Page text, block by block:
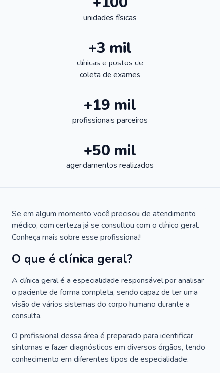
unidades físicas
+3 mil
clínicas e postos de
coleta de exames
+19 mil
profissionais parceiros
+50 mil
agendamentos realizados
Se em algum momento você precisou de atendimento
médico, com certeza já se consultou com o clínico geral.
Conheça mais sobre esse profissional!
O que é clínica geral?
A clínica geral é a especialidade responsável por analisar
o paciente de forma completa, sendo capaz de ter uma
visão de vários sistemas do corpo humano durante a
consulta.
O profissional dessa área é preparado para identificar
sintomas e fazer diagnósticos em diversos órgãos, tendo
conhecimento em diferentes tipos de especialidade.